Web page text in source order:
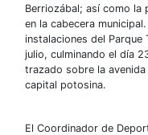
Berriozábal; así como la
en la cabecera
instalaciones del Parque
julio, culminando el día
trazado sobre la avenida
capital potosina.
El Coordinador de